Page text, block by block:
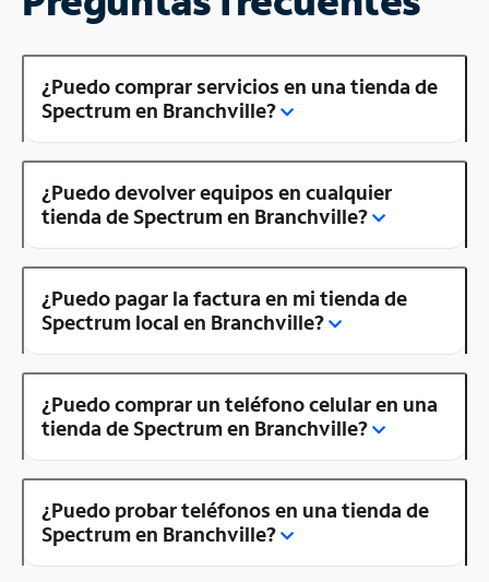
¿Puedo comprar servicios en una tienda de
Spectrum en Branchville?
¿Puedo devolver equipos en cualquier
tienda de Spectrum en Branchville?
¿Puedo pagar la factura en mi tienda de
Spectrum local en Branchville?
¿Puedo comprar un teléfono celular en una
tienda de Spectrum en Branchville?
¿Puedo probar teléfonos en una tienda de
Spectrum en Branchville?